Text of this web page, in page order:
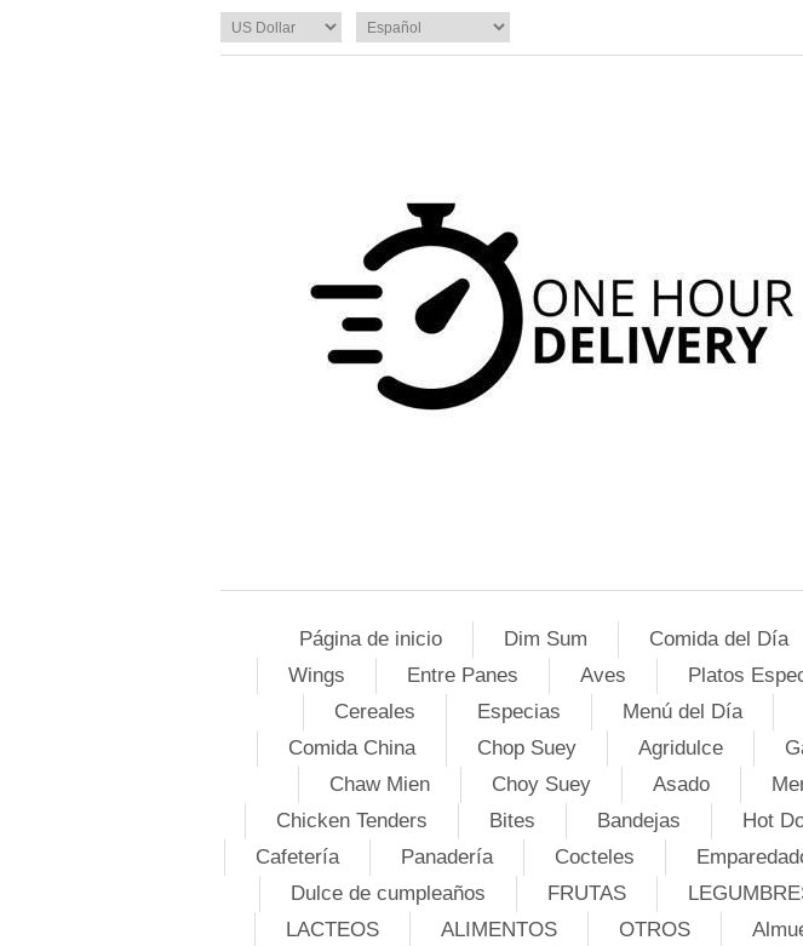
Página de inicio Dim Sum Comida del Día
Wings
Entre Panes Aves Platos
Cereales
Especias Menú del Día
Comida China
Chop Suey Agridulce
Chaw Mien
Choy Suey Asado
Chicken Tenders
Bites Bandejas Hot
Cafetería
Panadería Cocteles
Dulce de cumpleaños
FRUTAS
LACTEOS
ALIMENTOS OTROS